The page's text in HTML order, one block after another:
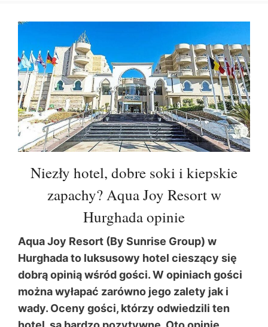
Niezły hotel, dobre soki i kiepskie
zapachy? Aqua Joy Resort w
Hurghada opinie
Aqua Joy Resort (By Sunrise Group) w
Hurghada to luksusowy hotel cieszący się
dobrą opinią wśród gości. W opiniach gości
można wyłapać zarówno jego zalety jak i
wady. Oceny gości, którzy odwiedzili ten